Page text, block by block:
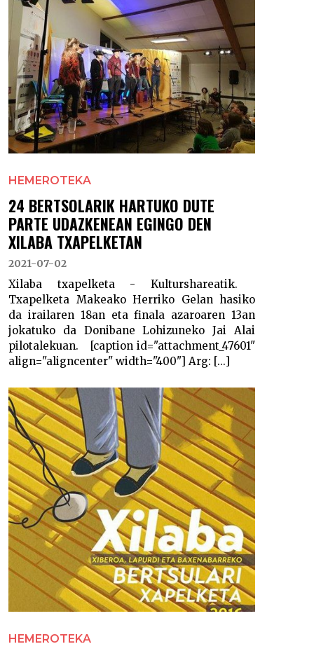
HEMEROTEKA
24 BERTSOLARIK HARTUKO DUTE
PARTE UDAZKENEAN EGINGO DEN
XILABA TXAPELKETAN
2021-07-02
Xilaba txapelketa - Kulturshareatik.
Txapelketa Makeako Herriko Gelan hasiko
da irailaren 18an eta finala azaroaren 13an
jokatuko da Donibane Lohizuneko Jai Alai
pilotalekuan. [caption id="attachment_47601"
align="aligncenter" width="400"] Arg: [...]
HEMEROTEKA